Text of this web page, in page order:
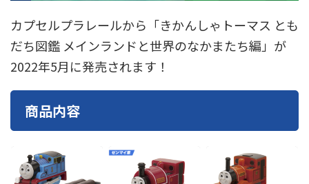
カプセルプラレールから「きかんしゃトーマス とも
だち図鑑 メインランドと世界のなかまたち編」が
2022年5月に発売されます！
商品内容